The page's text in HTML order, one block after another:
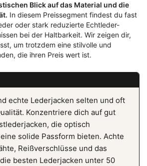
Blick auf das Material und die
In diesem Preissegment findest du fast
oder stark reduzierte Echtleder-
bei der Haltbarkeit. Wir zeigen dir,
um trotzdem eine stilvolle und
die ihren Preis wert ist.
echte Lederjacken selten und oft
Konzentriere dich auf gut
die optisch
solide Passform bieten. Achte
Reißverschlüsse und das
besten Lederjacken unter 50